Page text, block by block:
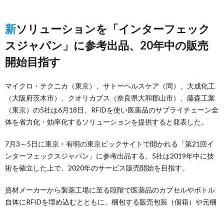
新ソリューションを「インターフェック
スジャパン」に参考出品、20年中の販売
開始目指す
マイクロ・テクニカ（東京）、サトーヘルスケア（同）、大成化工
（大阪府茨木市）、クオリカプス（奈良県大和郡山市）、藤森工業
（東京）の5社は6月18日、RFIDを使い医薬品のサプライチェーン全
体を省力化・効率化するソリューションを提供すると発表した。
7月3～5日に東京・有明の東京ビックサイトで開かれる「第21回イ
ンターフェックスジャパン」に参考出品する。5社は2019年中に技
術を確立した上で、2020年のサービス販売開始を目指す。
資材メーカーから製薬工場に至る段階で医薬品のカプセルやボトル
自体にRFIDを埋め込むとともに、梱包する販売包装（個箱）や元梱